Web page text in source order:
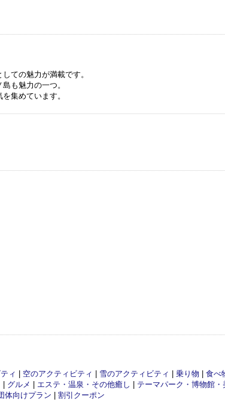
ての魅力が満載です。
も魅力の一つ。
集めています。
ィ 空のアクティビティ 雪のアクティビティ 乗り物
食べ
グルメ エステ・温泉・その他癒し
テーマパーク・博物館
体向けプラン 割引クーポン